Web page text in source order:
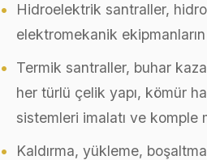
Hidroelektrik santraller,
elektromekanik
Termik santraller, buhar
her türlü çelik yapı, kömür
sistemleri imalatı ve komple
Kaldırma, yükleme,